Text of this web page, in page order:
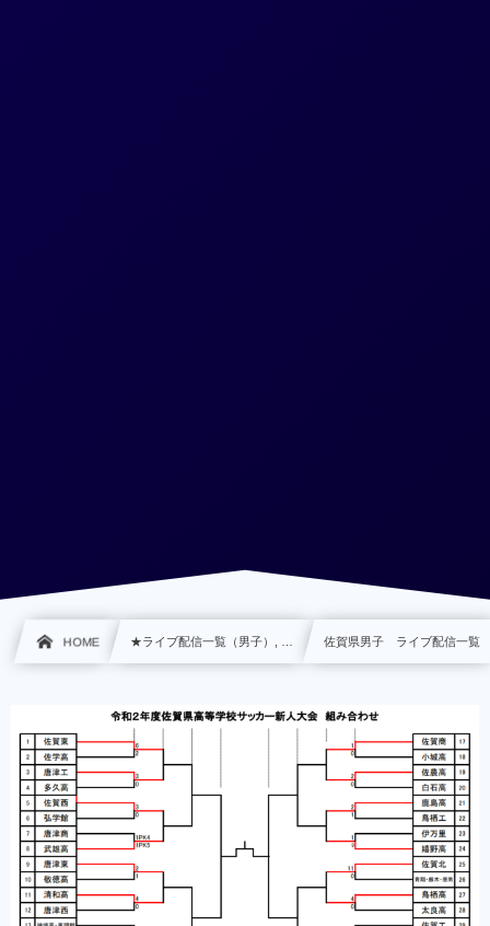
HOME ★ライブ配信一覧（男子）, … 佐賀県男子 ライブ配信一覧